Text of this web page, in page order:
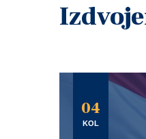
04
KOL